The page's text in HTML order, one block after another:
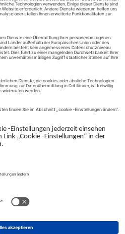
der regelmäßigen Verjährung
Verjährung beginnt gem. §
die Verjährung mit Ablauf des
Widerruf erfolgt ist und endet drei
Uhr.
–
4
über die Verwendung dieser
Webseite durch die Besucher
verbessern zu können.